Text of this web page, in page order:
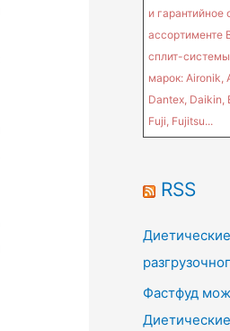
и
ассортименте
сплит-
марок: Aironik,
Dantex, Daikin,
Fuji, Fujitsu...
RSS
Фастфуд